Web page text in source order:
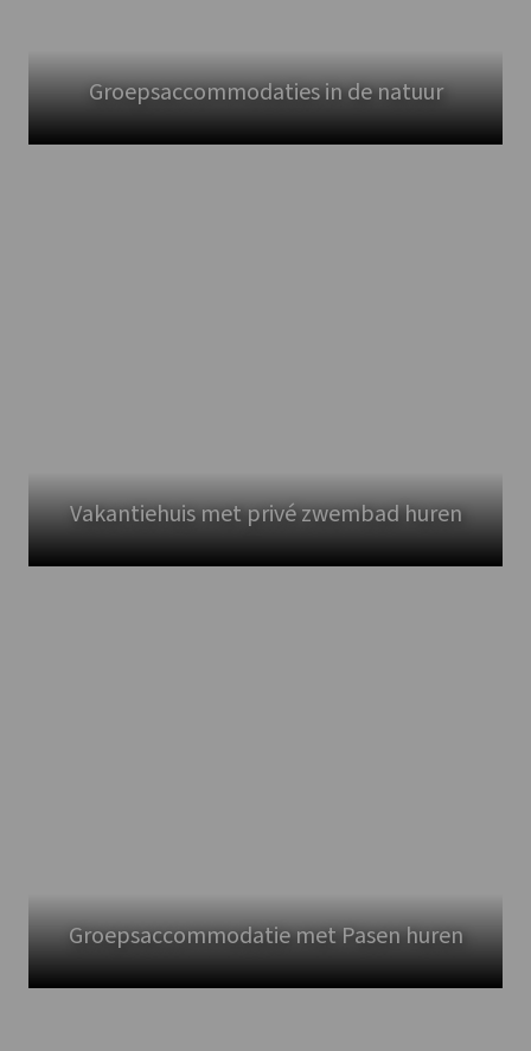
Groepsaccommodaties in de natuur
Vakantiehuis met privé zwembad huren
Groepsaccommodatie met Pasen huren